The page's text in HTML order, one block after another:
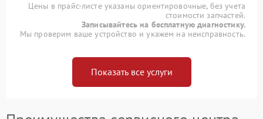
Цены в прайс-листе указаны ориентировочные, без учета
стоимости запчастей.
Записывайтесь на бесплатную диагностику.
Мы проверим ваше устройство и укажем на неисправность.
Показать все услуги